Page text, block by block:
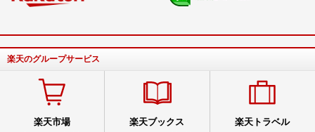
楽天のグループサービス
楽天市場 楽天ブックス 楽天トラベル